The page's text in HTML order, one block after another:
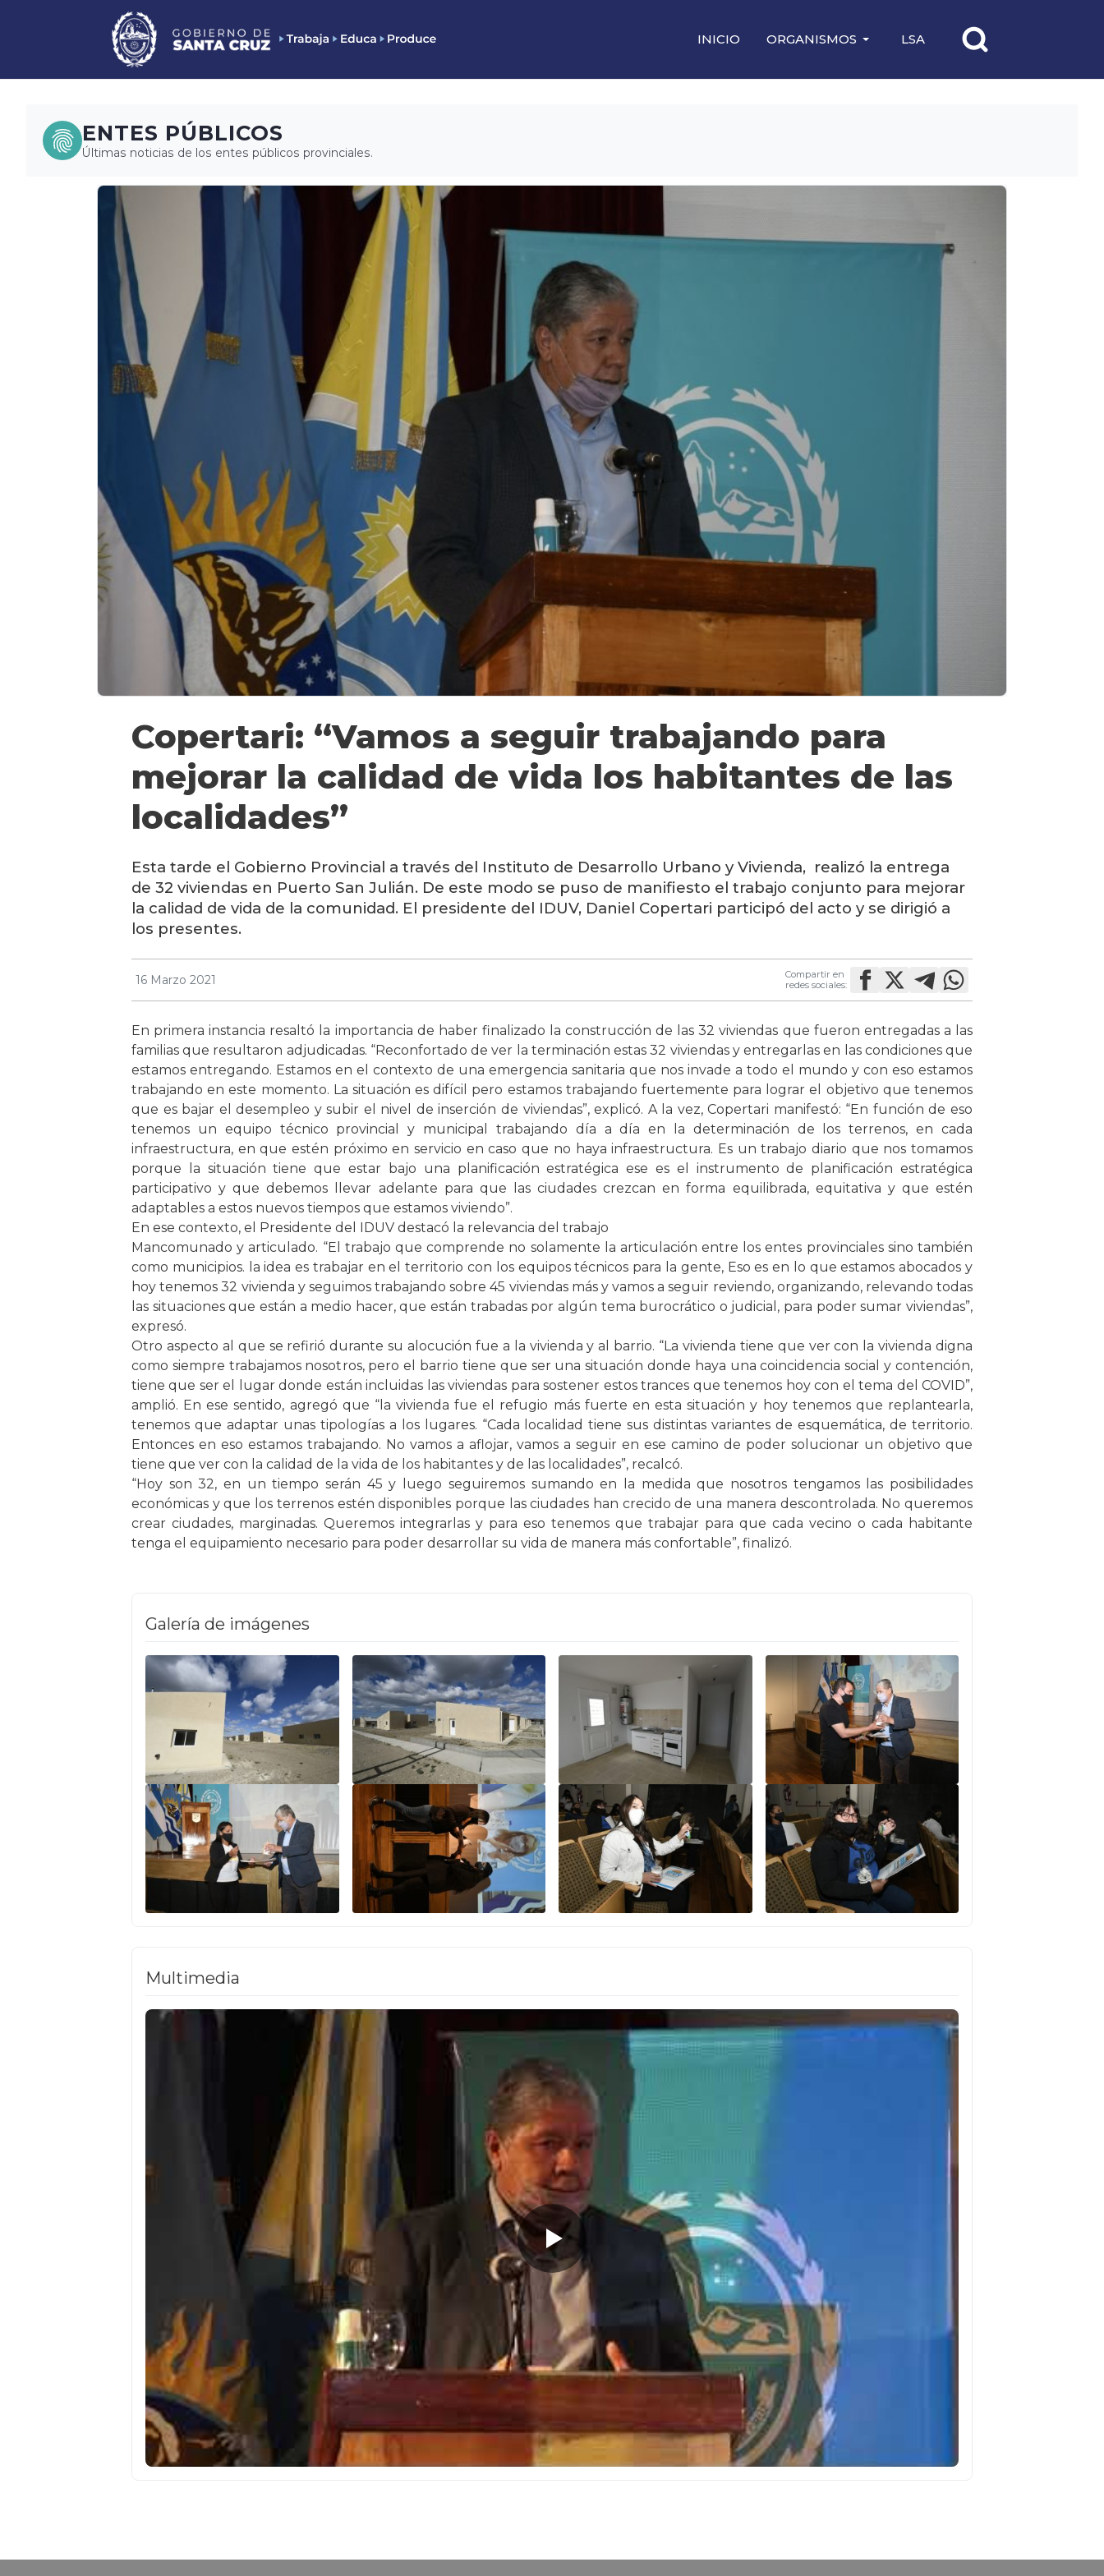
INICIO ORGANISMOS LSA
ENTES PÚBLICOS
Últimas noticias de los entes públicos provinciales.
Copertari: “Vamos a seguir trabajando para
mejorar la calidad de vida los habitantes de las
localidades”
Esta tarde el Gobierno Provincial a través del Instituto de Desarrollo Urbano y Vivienda, realizó la entrega
de 32 viviendas en Puerto San Julián. De este modo se puso de manifiesto el trabajo conjunto para mejorar
la calidad de vida de la comunidad. El presidente del IDUV, Daniel Copertari participó del acto y se dirigió a
los presentes.
16 Marzo 2021
Compartir en
redes sociales:
En primera instancia resaltó la importancia de haber finalizado la construcción de las 32 viviendas que fueron entregadas a las
familias que resultaron adjudicadas. “Reconfortado de ver la terminación estas 32 viviendas y entregarlas en las condiciones que
estamos entregando. Estamos en el contexto de una emergencia sanitaria que nos invade a todo el mundo y con eso estamos
trabajando en este momento. La situación es difícil pero estamos trabajando fuertemente para lograr el objetivo que tenemos
que es bajar el desempleo y subir el nivel de inserción de viviendas”, explicó. A la vez, Copertari manifestó: “En función de eso
tenemos un equipo técnico provincial y municipal trabajando día a día en la determinación de los terrenos, en cada
infraestructura, en que estén próximo en servicio en caso que no haya infraestructura. Es un trabajo diario que nos tomamos
porque la situación tiene que estar bajo una planificación estratégica ese es el instrumento de planificación estratégica
participativo y que debemos llevar adelante para que las ciudades crezcan en forma equilibrada, equitativa y que estén
adaptables a estos nuevos tiempos que estamos viviendo”.
En ese contexto, el Presidente del IDUV destacó la relevancia del trabajo
Mancomunado y articulado. “El trabajo que comprende no solamente la articulación entre los entes provinciales sino también
como municipios. la idea es trabajar en el territorio con los equipos técnicos para la gente, Eso es en lo que estamos abocados y
hoy tenemos 32 vivienda y seguimos trabajando sobre 45 viviendas más y vamos a seguir reviendo, organizando, relevando todas
las situaciones que están a medio hacer, que están trabadas por algún tema burocrático o judicial, para poder sumar viviendas”,
expresó.
Otro aspecto al que se refirió durante su alocución fue a la vivienda y al barrio. “La vivienda tiene que ver con la vivienda digna
como siempre trabajamos nosotros, pero el barrio tiene que ser una situación donde haya una coincidencia social y contención,
tiene que ser el lugar donde están incluidas las viviendas para sostener estos trances que tenemos hoy con el tema del COVID”,
amplió. En ese sentido, agregó que “la vivienda fue el refugio más fuerte en esta situación y hoy tenemos que replantearla,
tenemos que adaptar unas tipologías a los lugares. “Cada localidad tiene sus distintas variantes de esquemática, de territorio.
Entonces en eso estamos trabajando. No vamos a aflojar, vamos a seguir en ese camino de poder solucionar un objetivo que
tiene que ver con la calidad de la vida de los habitantes y de las localidades”, recalcó.
“Hoy son 32, en un tiempo serán 45 y luego seguiremos sumando en la medida que nosotros tengamos las posibilidades
económicas y que los terrenos estén disponibles porque las ciudades han crecido de una manera descontrolada. No queremos
crear ciudades, marginadas. Queremos integrarlas y para eso tenemos que trabajar para que cada vecino o cada habitante
tenga el equipamiento necesario para poder desarrollar su vida de manera más confortable”, finalizó.
Galería de imágenes
Multimedia